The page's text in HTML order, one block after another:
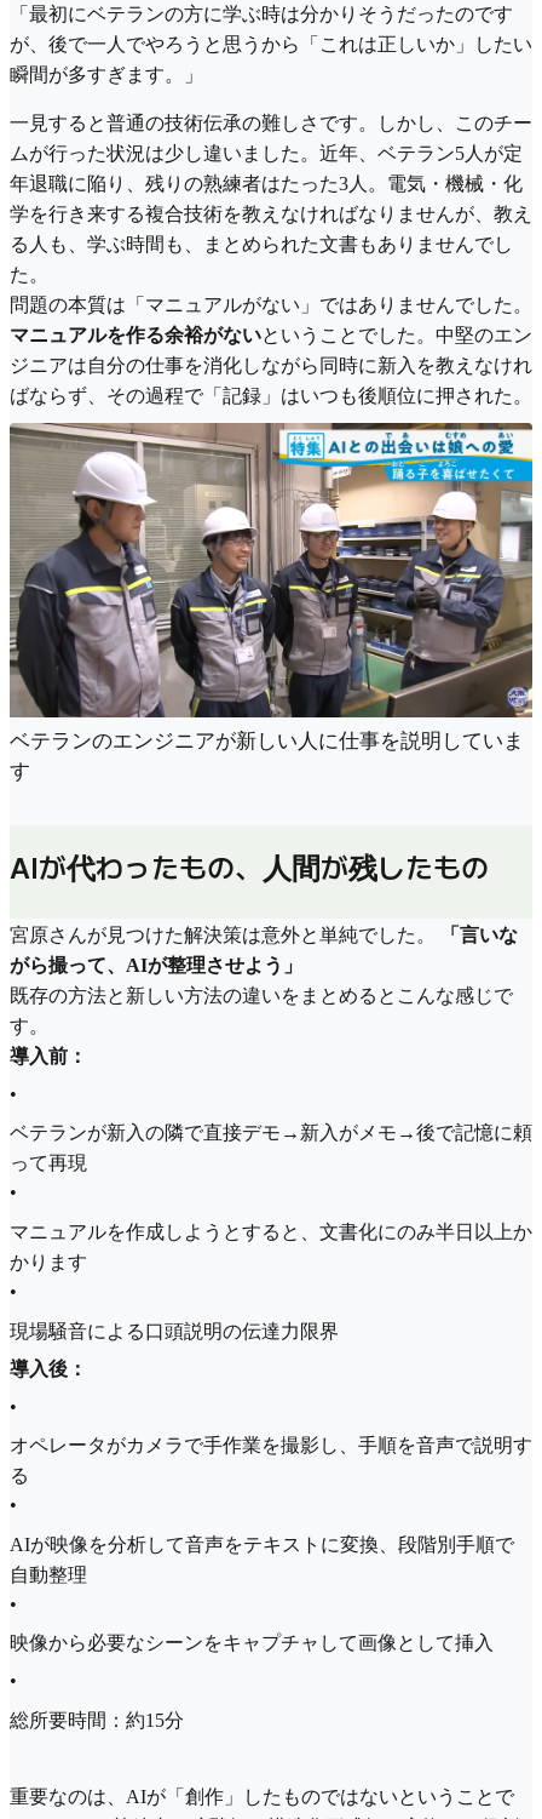
「最初にベテランの方に学ぶ時は分かりそうだったのです
が、後で一人でやろうと思うから「これは正しいか」したい
瞬間が多すぎます。」
一見すると普通の技術伝承の難しさです。しかし、このチー
ムが行った状況は少し違いました。近年、ベテラン5人が定
年退職に陥り、残りの熟練者はたった3人。電気・機械・化
学を行き来する複合技術を教えなければなりませんが、教え
る人も、学ぶ時間も、まとめられた文書もありませんでし
た。
問題の本質は「マニュアルがない」ではありませんでした。
マニュアルを作る余裕がないということでした。中堅のエン
ジニアは自分の仕事を消化しながら同時に新入を教えなけれ
ばならず、その過程で「記録」はいつも後順位に押された。
ベテランのエンジニアが新しい人に仕事を説明していま
す
AIが代わったもの、人間が残したもの
宮原さんが見つけた解決策は意外と単純でした。
「言いな
がら撮って、AIが整理させよう」
既存の方法と新しい方法の違いをまとめるとこんな感じで
す。
導入前：
•
ベテランが新入の隣で直接デモ→新入がメモ→後で記憶に頼
って再現
•
マニュアルを作成しようとすると、文書化にのみ半日以上か
かります
•
現場騒音による口頭説明の伝達力限界
導入後：
•
オペレータがカメラで手作業を撮影し、手順を音声で説明す
る
•
AIが映像を分析して音声をテキストに変換、段階別手順で
自動整理
•
映像から必要なシーンをキャプチャして画像として挿入
•
総所要時間：約15分
重要なのは、AIが「創作」したものではないということで